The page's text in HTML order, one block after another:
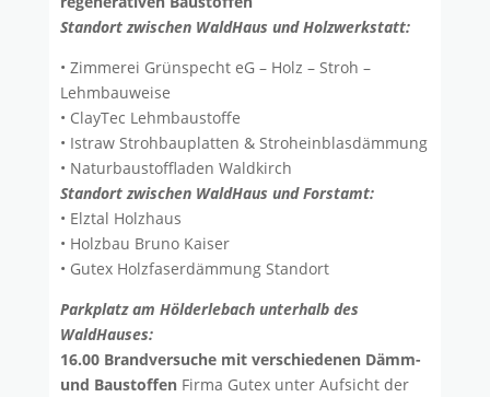
Standort zwischen WaldHaus und Holzwerkstatt:
• Zimmerei Grünspecht eG – Holz – Stroh –
Lehmbauweise
• ClayTec Lehmbaustoffe
• Istraw Strohbauplatten & Stroheinblasdämmung
• Naturbaustoffladen Waldkirch
Standort zwischen WaldHaus und Forstamt:
• Elztal Holzhaus
• Holzbau Bruno Kaiser
• Gutex Holzfaserdämmung Standort
Parkplatz am Hölderlebach unterhalb des
WaldHauses:
16.00 Brandversuche mit verschiedenen Dämm-
und BaustoffenFirma Gutex unter Aufsicht der